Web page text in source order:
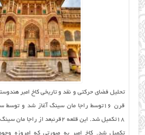
تحلیل فضای حرکتی و نقد و تاریخی كاخ امبر
قرن ۱۶توسط راجا مان سینگ آغاز شد و
تکمیل شد. کاخ امبر به صورتی که امروزه